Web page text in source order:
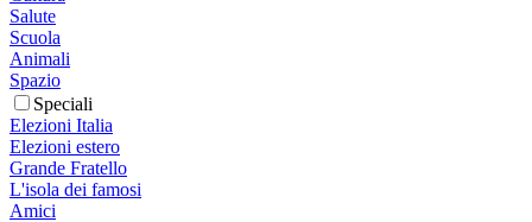
Salute
Scuola
Animali
Spazio
Speciali
Elezioni Italia
Elezioni estero
Grande Fratello
L'isola dei famosi
Amici